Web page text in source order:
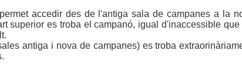
accedir des de l'antiga sala de campanes a la
superior es troba el campanó, igual d'inaccessible
antiga i nova de campanes) es troba